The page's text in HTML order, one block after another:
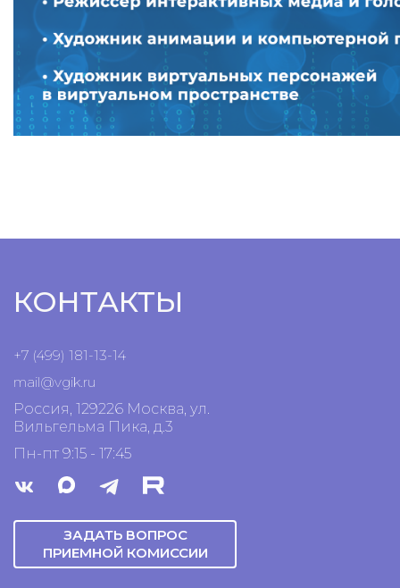
КОНТАКТЫ
+7 (499) 181-13-14
mail@vgik.ru
Россия, 129226 Москва, ул.
Вильгельма Пика, д.3
Пн-пт 9:15 - 17:45
ЗАДАТЬ ВОПРОС
ПРИЕМНОЙ КОМИССИИ